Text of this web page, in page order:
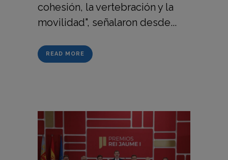
cohesión, la vertebración y la
movilidad", señalaron desde...
READ MORE